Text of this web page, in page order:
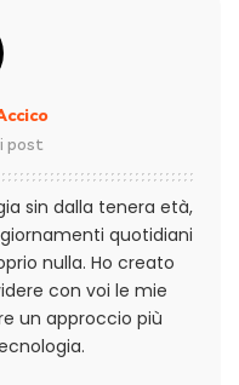
post
sin dalla tenera età,
quotidiani
nulla. Ho creato
con voi le mie
un approccio più